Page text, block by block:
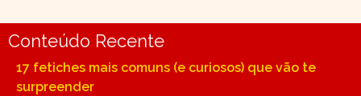
Conteúdo Recente
17 fetiches mais comuns (e curiosos) que vão te
surpreender